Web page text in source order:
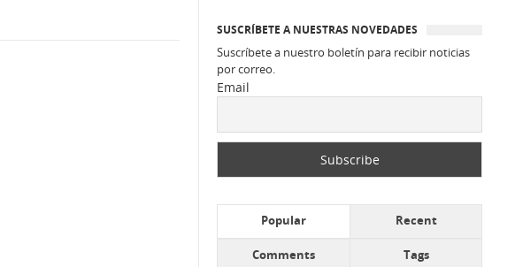
SUSCRÍBETE A NUESTRAS NOVEDADES
Suscríbete a nuestro boletín para recibir noticias
por correo.
Email
Popular Recent
Comments Tags